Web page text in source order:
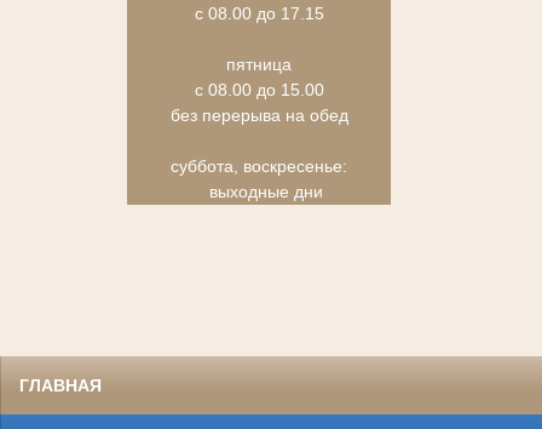
с 08.00 до 17.15
пятница
с 08.00 до 15.00
без перерыва на обед
суббота, воскресенье:
выходные дни
ГЛАВНАЯ